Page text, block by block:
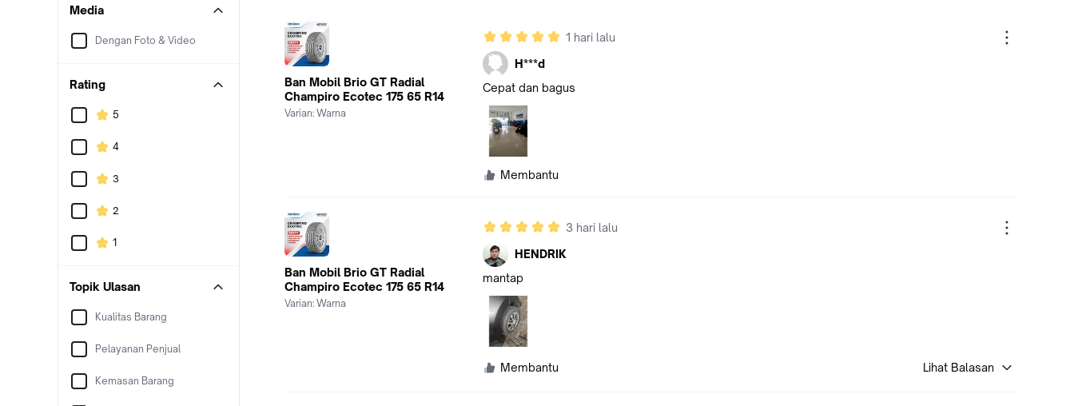
Media
Dengan Foto & Video
Rating
5
4
3
2
1
Topik Ulasan
Kualitas Barang
Pelayanan Penjual
Kemasan Barang
Ban Mobil Brio GT Radial
Champiro Ecotec 175 65 R14
Varian: Warna
1 hari lalu
H***d
Cepat dan bagus
Membantu
Ban Mobil Brio GT Radial
Champiro Ecotec 175 65 R14
Varian: Warna
3 hari lalu
HENDRIK
mantap
Membantu Lihat Balasan